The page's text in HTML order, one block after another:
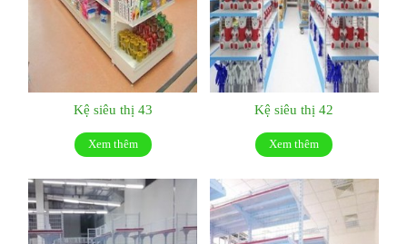
Kệ siêu thị 43
Xem thêm
Kệ siêu thị 42
Xem thêm